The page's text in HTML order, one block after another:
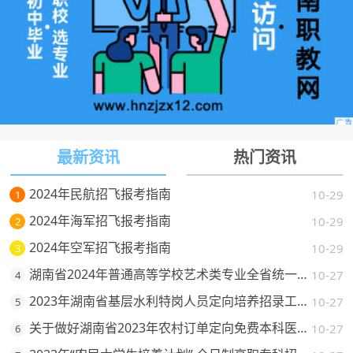
最新资讯 热门资讯
1 10-29
2024年民航招飞报考指南
2 10-29
2024年海军招飞报考指南
3 10-29
2024年空军招飞报考指南
4 10-27
湖南省2024年普通高等学校艺术类专业全省统一考试考试流程及题型示例
5 10-27
2023年湖南省基层水利特岗人员定向培养招录工作政策发布
6 10-27
关于做好湖南省2023年农村订单定向免费本科医学生招生培养工作的通知